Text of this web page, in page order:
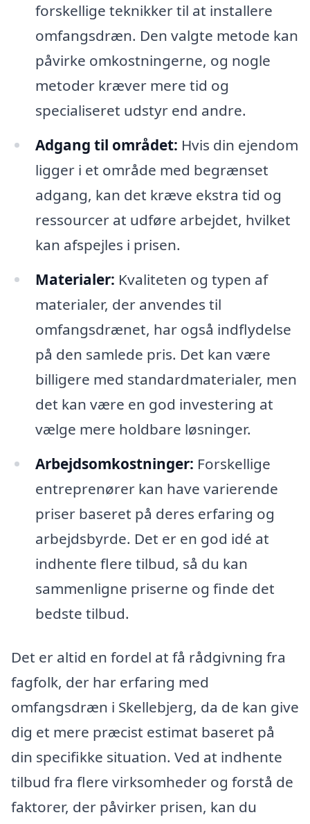
forskellige teknikker til at installere
omfangsdræn. Den valgte metode kan
påvirke omkostningerne, og nogle
metoder kræver mere tid og
specialiseret udstyr end andre.
Adgang til området: Hvis din ejendom
ligger i et område med begrænset
adgang, kan det kræve ekstra tid og
ressourcer at udføre arbejdet, hvilket
kan afspejles i prisen.
Materialer: Kvaliteten og typen af
materialer, der anvendes til
omfangsdrænet, har også indflydelse
på den samlede pris. Det kan være
billigere med standardmaterialer, men
det kan være en god investering at
vælge mere holdbare løsninger.
Arbejdsomkostninger: Forskellige
entreprenører kan have varierende
priser baseret på deres erfaring og
arbejdsbyrde. Det er en god idé at
indhente flere tilbud, så du kan
sammenligne priserne og finde det
bedste tilbud.
Det er altid en fordel at få rådgivning fra
fagfolk, der har erfaring med
omfangsdræn i Skellebjerg, da de kan give
dig et mere præcist estimat baseret på
din specifikke situation. Ved at indhente
tilbud fra flere virksomheder og forstå de
faktorer, der påvirker prisen, kan du